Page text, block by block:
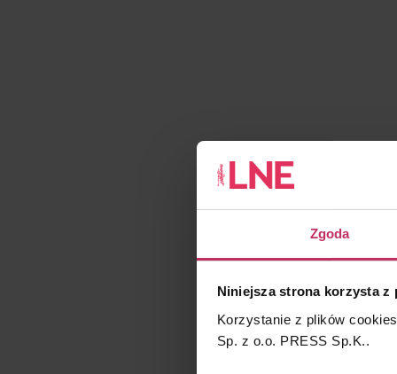
Zgoda
Niniejsza strona korzysta z
Korzystanie z plików
Sp. z o.o. PRESS Sp.K..